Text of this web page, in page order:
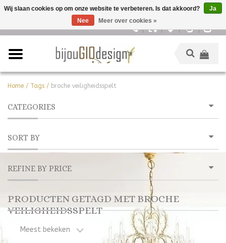
Home / Tags / broche veiligheidsspelt
CATEGORIES
SORT BY
REFINE BY PRICE
PRODUCTEN GETAGD MET BROCHE
VEILIGHEIDSSPELT
Meest bekeken
Wij slaan cookies op om onze website te verbeteren. Is dat akkoord?
Ja
Nee
Meer over cookies »